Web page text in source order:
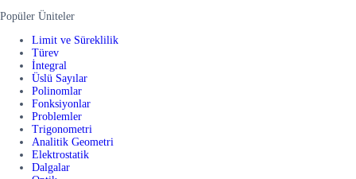
Popüler Üniteler
Limit ve Süreklilik
Türev
İntegral
Üslü Sayılar
Polinomlar
Fonksiyonlar
Problemler
Trigonometri
Analitik Geometri
Elektrostatik
Dalgalar